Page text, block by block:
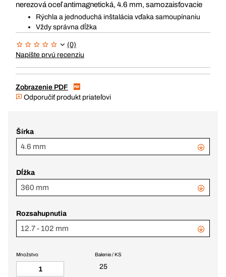
nerezová oceľ antimagnetická, 4.6 mm, samozaisťovacie
Rýchla a jednoduchá inštalácia vďaka samoupínaniu
Vždy správna dĺžka
(0)
Napíšte prvú recenziu
Zobrazenie PDF
Odporučiť produkt priateľovi
Šírka
4.6 mm
Dĺžka
360 mm
Rozsahupnutia
12.7 - 102 mm
Balenie / KS
25
Množstvo